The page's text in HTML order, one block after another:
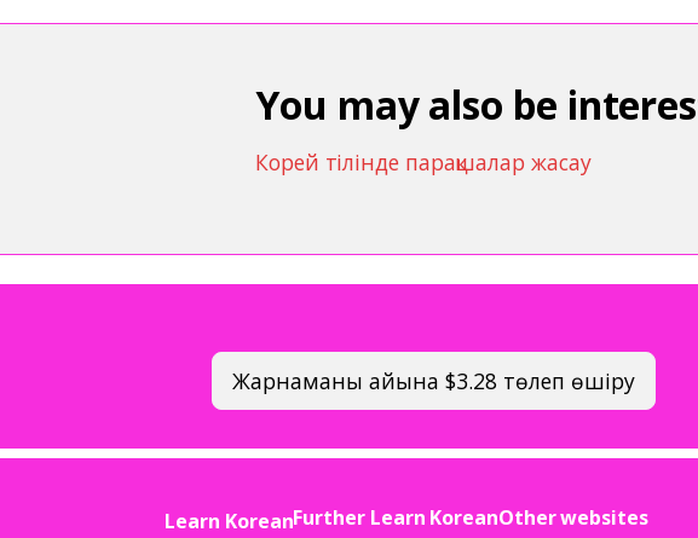
You may also be
Корей тілінде парақшалар жасау
Жарнаманы айына $3.28 төлеп өшіру
Learn KoreanFurther Learn KoreanOther websites